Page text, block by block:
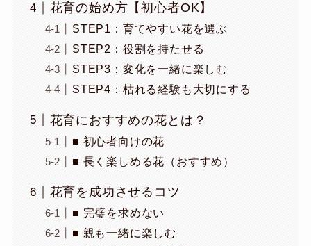
花育の始め方【初心者OK】
STEP1：育てやすい花を選ぶ
STEP2：役割を持たせる
STEP3：変化を一緒に楽しむ
STEP4：枯れる経験も大切にする
花育におすすめの花とは？
■ 初心者向けの花
■ 長く楽しめる花（おすすめ）
花育を成功させるコツ
■ 完璧を求めない
■ 親も一緒に楽しむ